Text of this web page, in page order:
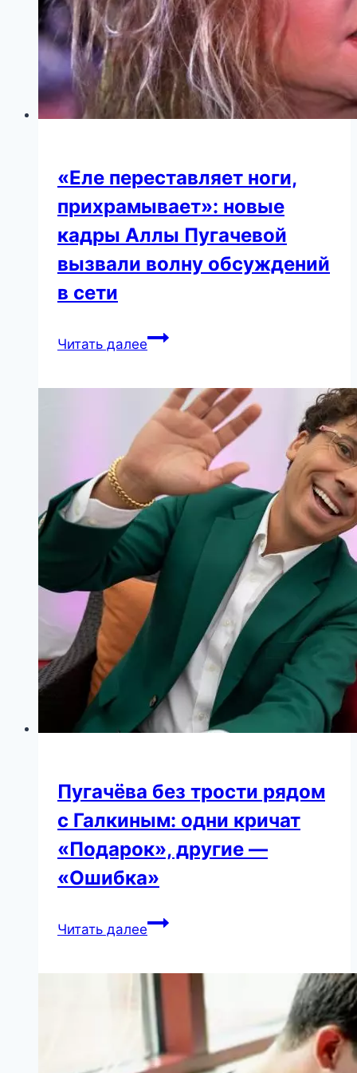
«Еле переставляет ноги,
прихрамывает»: новые
кадры Аллы Пугачевой
вызвали волну обсуждений
в сети
Читать далее«Еле
прихрамывает»:
новые
кадры
Аллы
Пугачевой
вызвали
волну
обсуждений
в
сети
Пугачёва без трости рядом
с Галкиным: одни кричат
«Подарок», другие —
«Ошибка»
Читать далееПугачёва
рядом
Галкиным:
одни